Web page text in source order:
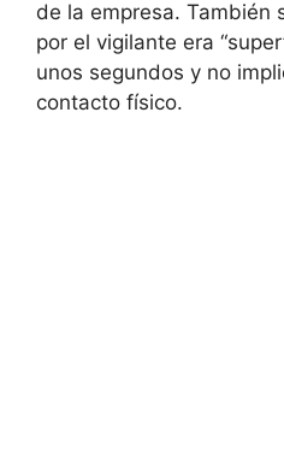
de la empresa. También
por el vigilante era
unos segundos y no
contacto físico.